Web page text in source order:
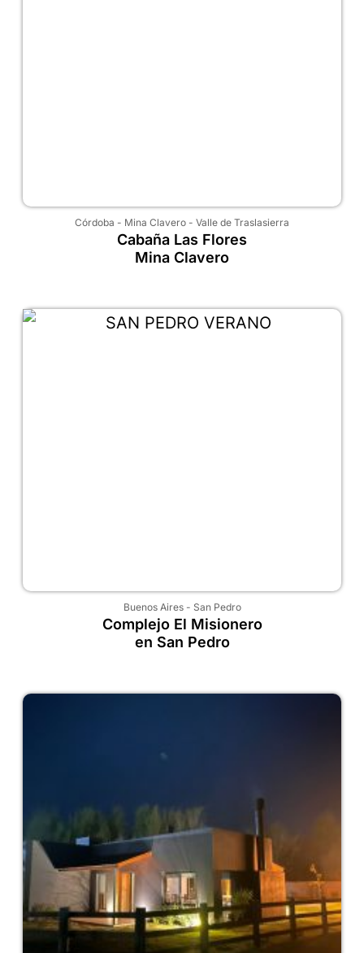
Córdoba - Mina Clavero - Valle de Traslasierra
Cabaña Las Flores
Mina Clavero
Buenos Aires- San Pedro
Complejo El Misionero
en San Pedro